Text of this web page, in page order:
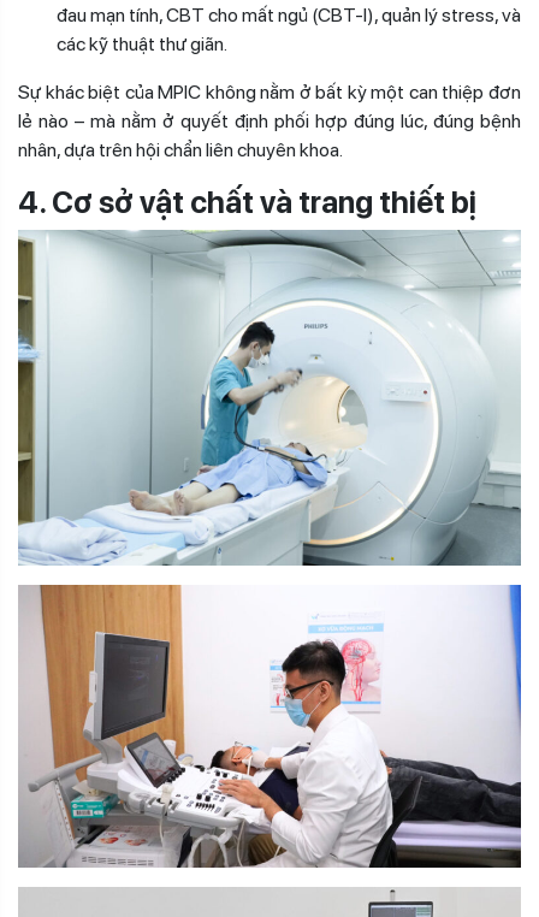
đau mạn tính, CBT cho mất ngủ (CBT-I), quản lý stress, và
các kỹ thuật thư giãn.
Sự khác biệt của MPIC không nằm ở bất kỳ một can thiệp đơn
lẻ nào – mà nằm ở quyết định phối hợp đúng lúc, đúng bệnh
nhân, dựa trên hội chẩn liên chuyên khoa.
4. Cơ sở vật chất và trang thiết bị